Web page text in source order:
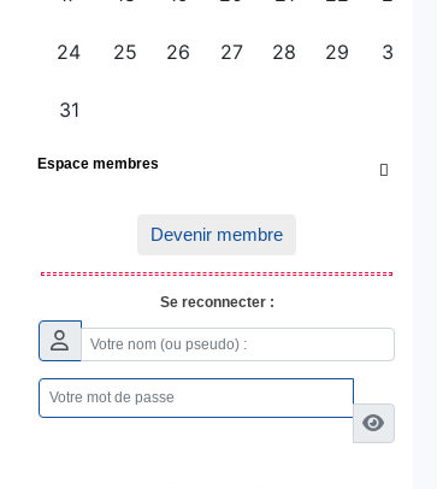

Espace membres
Devenir membre
Se reconnecter :